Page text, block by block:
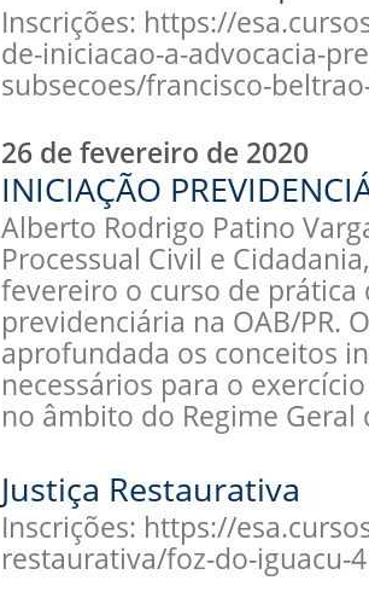
Inscrições: https://
de-iniciacao-a-advocacia-
subsecoes/francisco-
26 de fevereiro de 2020
INICIAÇÃO
Alberto Rodrigo Patino
Processual Civil e
fevereiro o curso de prática
previdenciária na OAB/PR.
aprofundada os conceitos
necessários para o
no âmbito do Regime
Justiça Restaurativa
Inscrições: https://
restaurativa/foz-do-iguacu-